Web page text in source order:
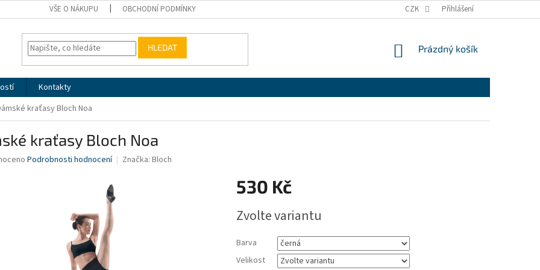
VŠE O NÁKUPU OBCHODNÍ PODMÍNKY CZK Přihlášení
HLEDAT
NÁKUPNÍ
Prázdný košík
Kontakty
kraťasy Bloch Noa
kraťasy Bloch Noa
Podrobnosti hodnocení Značka: Bloch
530 Kč
cena:
Zvolte variantu
Barva
Velikost